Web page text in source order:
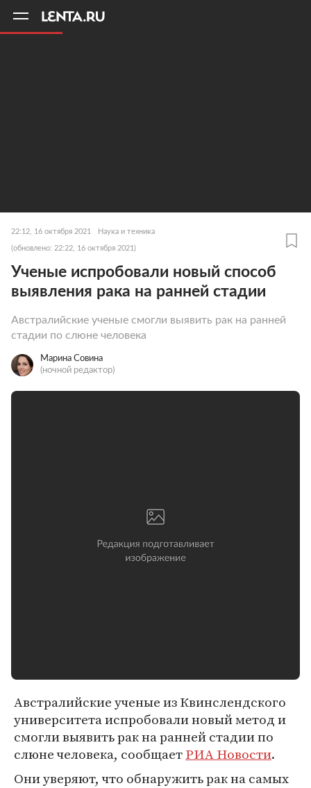
22:12, 16 октября 2021 Наука и техника
(обновлено: 22:22, 16 октября 2021)
Ученые испробовали новый способ
выявления рака на ранней стадии
Австралийские ученые смогли выявить рак на ранней
стадии по слюне человека
Марина Совина
(ночной редактор)
Австралийские ученые из Квинслендского
университета испробовали новый метод и
смогли выявить рак на ранней стадии по
слюне человека, сообщаетРИА Новости.
Они уверяют, что обнаружить рак на самых